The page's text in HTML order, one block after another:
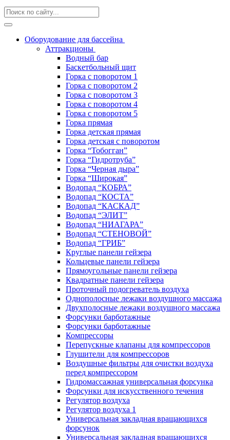
Оборудование для бассейна
Аттракционы
Водный бар
Баскетбольный щит
Горка с поворотом 1
Горка с поворотом 2
Горка с поворотом 3
Горка с поворотом 4
Горка с поворотом 5
Горка прямая
Горка детская прямая
Горка детская с поворотом
Горка “Тобогган”
Горка “Гидротруба”
Горка “Черная дыра”
Горка “Широкая”
Водопад “КОБРА”
Водопад “КОСТА”
Водопад “КАСКАД”
Водопад “ЭЛИТ”
Водопад “НИАГАРА”
Водопад “СТЕНОВОЙ”
Водопад “ГРИБ”
Круглые панели гейзера
Кольцевые панели гейзера
Прямоугольные панели гейзера
Квадратные панели гейзера
Проточный подогреватель воздуха
Однополосные лежаки воздушного массажа
Двухполосные лежаки воздушного массажа
Форсунки барботажные
Форсунки барботажные
Компрессоры
Перепускные клапаны для компрессоров
Глушители для компрессоров
Воздушные фильтры для очистки воздуха
перед компрессором
Гидромассажная универсальная форсунка
Форсунки для искусственного течения
Регулятор воздуха
Регулятор воздуха 1
Универсальная закладная вращающихся
форсунок
Универсальная закладная вращающихся